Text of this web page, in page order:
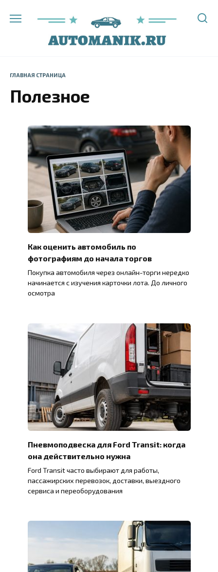
ГЛАВНАЯ СТРАНИЦА
Полезное
Как оценить автомобиль по
фотографиям до начала торгов
Покупка автомобиля через онлайн-торги нередко
начинается с изучения карточки лота. До личного
осмотра
Пневмоподвеска для Ford Transit: когда
она действительно нужна
Ford Transit часто выбирают для работы,
пассажирских перевозок, доставки, выездного
сервиса и переоборудования